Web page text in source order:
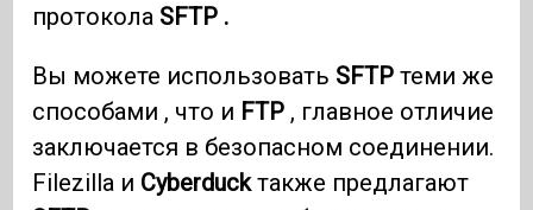
протокола SFTP .
Вы можете использовать SFTP теми же
способами , что и FTP , главное отличие
заключается в безопасном соединении.
Filezilla и Cyberduckтакже предлагают